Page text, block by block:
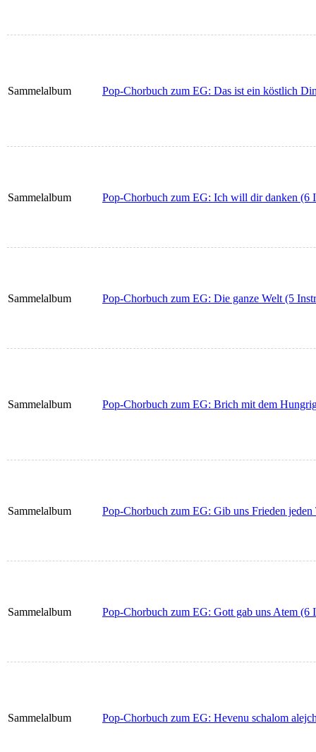
Sammelalbum Pop-Chorbuch zum EG: Das ist ein köstlich
Sammelalbum Pop-Chorbuch zum EG: Ich will dir danken (6
Sammelalbum Pop-Chorbuch zum EG: Die ganze Welt (5
Sammelalbum Pop-Chorbuch zum EG: Brich mit dem
Sammelalbum Pop-Chorbuch zum EG: Gib uns Frieden jeden
Sammelalbum Pop-Chorbuch zum EG: Gott gab uns Atem (6
Sammelalbum Pop-Chorbuch zum EG: Hevenu schalom